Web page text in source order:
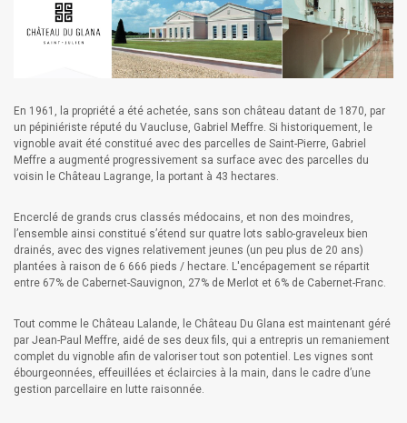
En 1961, la propriété a été achetée, sans son château datant de 1870, par
un pépiniériste réputé du Vaucluse, Gabriel Meffre. Si historiquement, le
vignoble avait été constitué avec des parcelles de Saint-Pierre, Gabriel
Meffre a augmenté progressivement sa surface avec des parcelles du
voisin le Château Lagrange, la portant à 43 hectares.
Encerclé de grands crus classés médocains, et non des moindres,
l’ensemble ainsi constitué s’étend sur quatre lots sablo-graveleux bien
drainés, avec des vignes relativement jeunes (un peu plus de 20 ans)
plantées à raison de 6 666 pieds / hectare. L'encépagement se répartit
entre 67% de Cabernet-Sauvignon, 27% de Merlot et 6% de Cabernet-Franc.
Tout comme le Château Lalande, le Château Du Glana est maintenant géré
par Jean-Paul Meffre, aidé de ses deux fils, qui a entrepris un remaniement
complet du vignoble afin de valoriser tout son potentiel. Les vignes sont
ébourgeonnées, effeuillées et éclaircies à la main, dans le cadre d’une
gestion parcellaire en lutte raisonnée.